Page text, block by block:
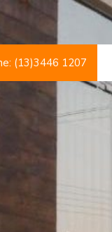
(13)3446 1207